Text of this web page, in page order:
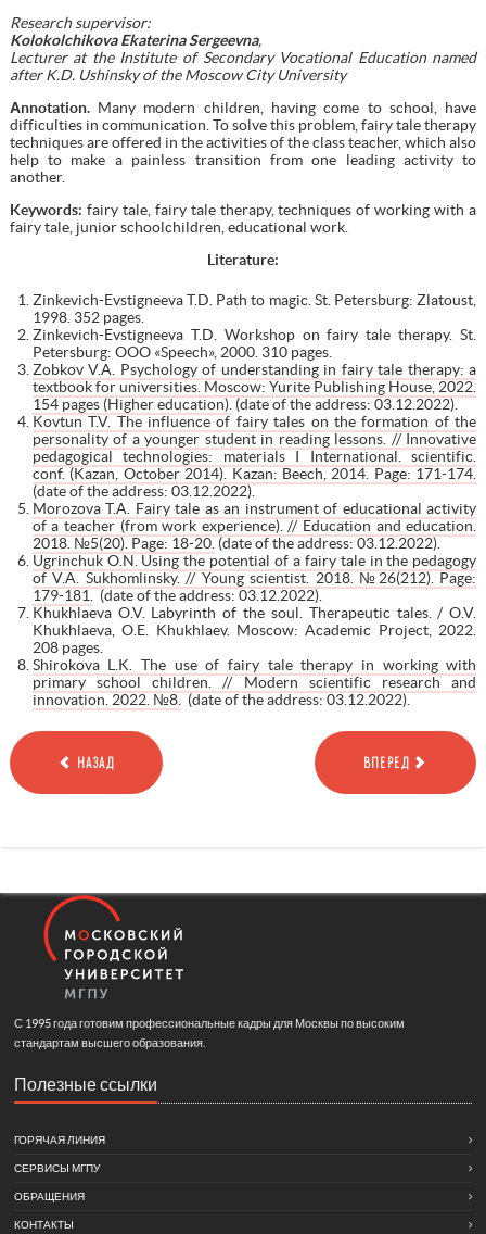
Research supervisor:
Kolokolchikova Ekaterina Sergeevna,
Lecturer at the Institute of Secondary Vocational Education named
after K.D. Ushinsky of the Moscow City University
Аnnotation.Many modern children, having come to school, have
difficulties in communication. To solve this problem, fairy tale therapy
techniques are offered in the activities of the class teacher, which also
help to make a painless transition from one leading activity to
another.
Keywords: fairy tale, fairy tale therapy, techniques of working with a
fairy tale, junior schoolchildren, educational work.
Literature:
Zinkevich-Evstigneeva T.D. Path to magic. St. Petersburg: Zlatoust,
1998. 352 pages.
Zinkevich-Evstigneeva T.D. Workshop on fairy tale therapy. St.
Petersburg: OOO «Speech», 2000. 310 pages.
Zobkov V.A. Psychology of understanding in fairy tale therapy: a
textbook for universities. Moscow: Yurite Publishing House, 2022.
154 pages (Higher education). (date of the address: 03.12.2022).
Kovtun T.V. The influence of fairy tales on the formation of the
personality of a younger student in reading lessons. // Innovative
pedagogical technologies: materials I International. scientific.
conf. (Kazan, October 2014). Kazan: Beech, 2014. Page: 171-174.
(date of the address: 03.12.2022).
Morozova T.A. Fairy tale as an instrument of educational activity
of a teacher (from work experience). // Education and education.
2018. №5(20). Page: 18-20. (date of the address: 03.12.2022).
Ugrinchuk O.N. Using the potential of a fairy tale in the pedagogy
of V.A. Sukhomlinsky. // Young scientist. 2018. №26(212). Page:
179-181.
(date of the address: 03.12.2022).
Khukhlaeva O.V. Labyrinth of the soul. Therapeutic tales. / O.V.
Khukhlaeva, O.E. Khukhlaev. Moscow: Academic Project, 2022.
208 pages.
Shirokova L.K. The use of fairy tale therapy in working with
primary school children. // Modern scientific research and
innovation. 2022. №8.
(date of the address: 03.12.2022).
НАЗАД ВПЕРЕД
С 1995 года готовим профессиональные кадры для Москвы по высоким
стандартам высшего образования.
Полезные ссылки
ГОРЯЧАЯ ЛИНИЯ
СЕРВИСЫ МГПУ
ОБРАЩЕНИЯ
КОНТАКТЫ